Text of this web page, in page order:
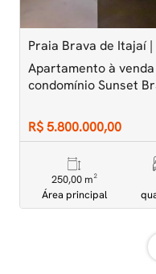
Praia Brava de Itajaí
Apartamento à
condomínio Sunset
R$ 5.800.000,00
250,00 m²
Área principal